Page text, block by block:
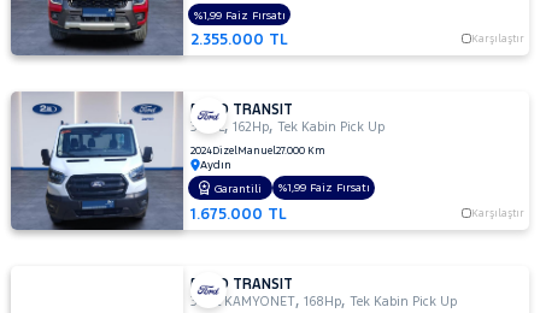
2.355.000 TL Karşılaştır
%1,99 Faiz Fırsatı
FORD TRANSIT
350 L,162Hp,Tek Kabin Pick Up
2024DizelManuel27.000 Km
Aydın
1.675.000 TL Karşılaştır
Garantili %1,99 Faiz Fırsatı
FORD TRANSIT
350L KAMYONET,168Hp,Tek Kabin Pick Up